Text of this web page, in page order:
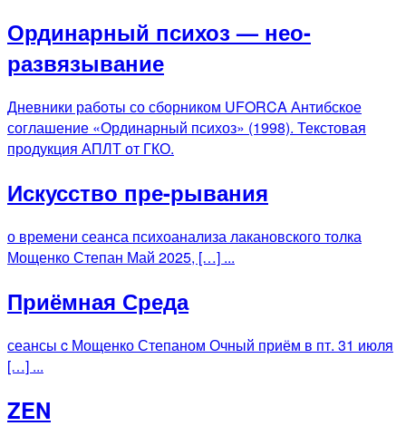
Ординарный психоз — нео-
развязывание
Дневники работы со сборником UFORCA Антибское
соглашение «Ординарный психоз» (1998). Текстовая
продукция АПЛТ от ГКО.
Искусство пре-рывания
о времени сеанса психоанализа лакановского толка
Мощенко Степан Май 2025, […] ...
Приёмная Среда
сеансы c Мощенко Степаном Очный приём в пт. 31 июля
[…] ...
ZEN